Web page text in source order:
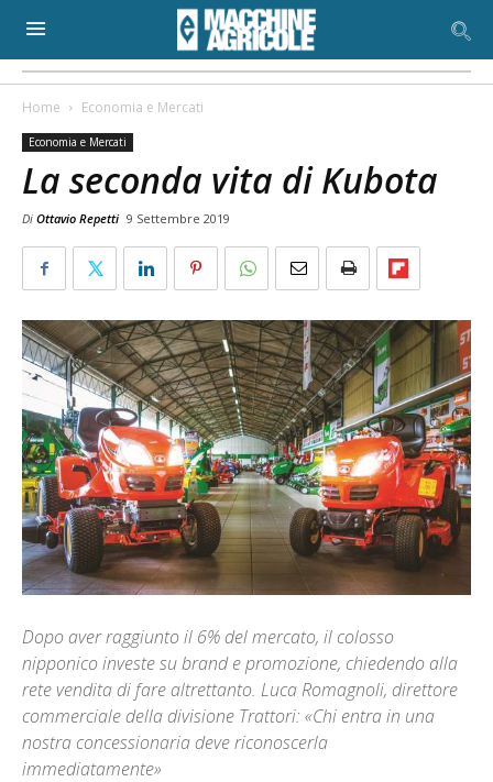
Home Economia e Mercati
Economia e Mercati
La seconda vita di Kubota
Di Ottavio Repetti 9 Settembre 2019
Dopo aver raggiunto il 6% del mercato, il colosso
nipponico investe su brand e promozione, chiedendo alla
rete vendita di fare altrettanto. Luca Romagnoli, direttore
commerciale della divisione Trattori: «Chi entra in una
nostra concessionaria deve riconoscerla
immediatamente»